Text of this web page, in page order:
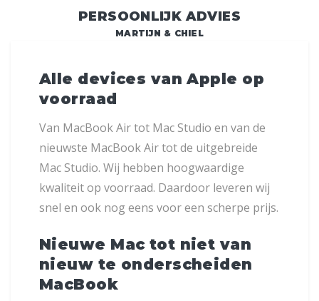
PERSOONLIJK ADVIES
MARTIJN & CHIEL
Alle devices van Apple op
voorraad
Van MacBook Air tot Mac Studio en van de
nieuwste MacBook Air tot de uitgebreide
Mac Studio. Wij hebben hoogwaardige
kwaliteit op voorraad. Daardoor leveren wij
snel en ook nog eens voor een scherpe prijs.
Nieuwe Mac tot niet van
nieuw te onderscheiden
MacBook